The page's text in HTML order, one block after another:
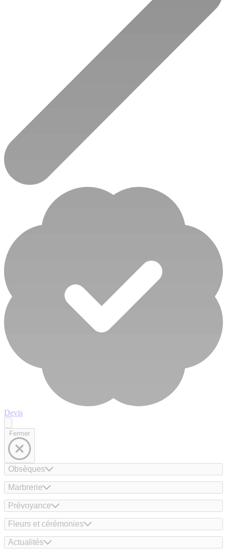
Devis
Fermer
Obsèques
Marbrerie
Prévoyance
Fleurs et cérémonies
Actualités